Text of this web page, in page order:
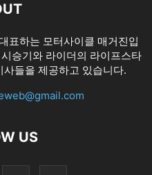
표하는 모터사이클 매거진입
승기와 라이더의 라이프스타
들을 제공하고 있습니다.
US